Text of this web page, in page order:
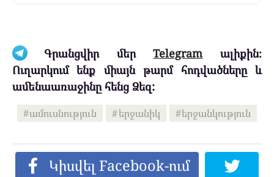
Գրանցվիր մերTelegramալիքին։
Ուղարկում ենք միայն թարմ հոդվածները և
ամենաառաջինը հենց Ձեզ:
ամուսնություն երջանիկ երջանկություն
Կիսվել Facebook-ում